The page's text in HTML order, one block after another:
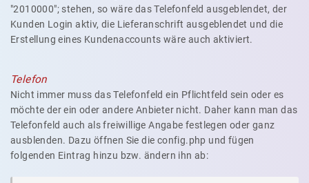
"2010000"; stehen, so wäre das Telefonfeld ausgeblendet, der
Kunden Login aktiv, die Lieferanschrift ausgeblendet und die
Erstellung eines Kundenaccounts wäre auch aktiviert.
Telefon
Nicht immer muss das Telefonfeld ein Pflichtfeld sein oder es
möchte der ein oder andere Anbieter nicht. Daher kann man das
Telefonfeld auch als freiwillige Angabe festlegen oder ganz
ausblenden. Dazu öffnen Sie die config.php und fügen
folgenden Eintrag hinzu bzw. ändern ihn ab: